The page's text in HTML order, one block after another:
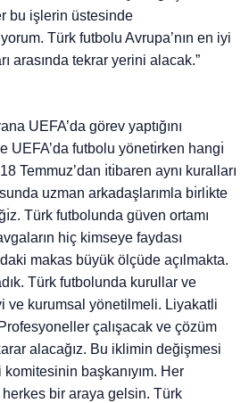
bu işlerin üstesinde
Türk futbolu Avrupa’nın en iyi
arasında tekrar yerini alacak.”
UEFA’da görev yaptığını
UEFA’da futbolu yönetı̇rken hangı̇
Temmuz’dan ı̇tı̇baren aynı kuralları
uzman arkadaşlarımla bı̇rlı̇kte
Türk futbolunda güven ortamı
hiç kimseye faydası
makas büyük ölçüde açılmakta.
Türk futbolunda kurullar ve
ve kurumsal yönetilmeli. Liyakatli
çalışacak ve çözüm
alacağız. Bu iklimin değişmesi
komitesinin başkanıyım. Her
herkes bir araya gelsin. Türk